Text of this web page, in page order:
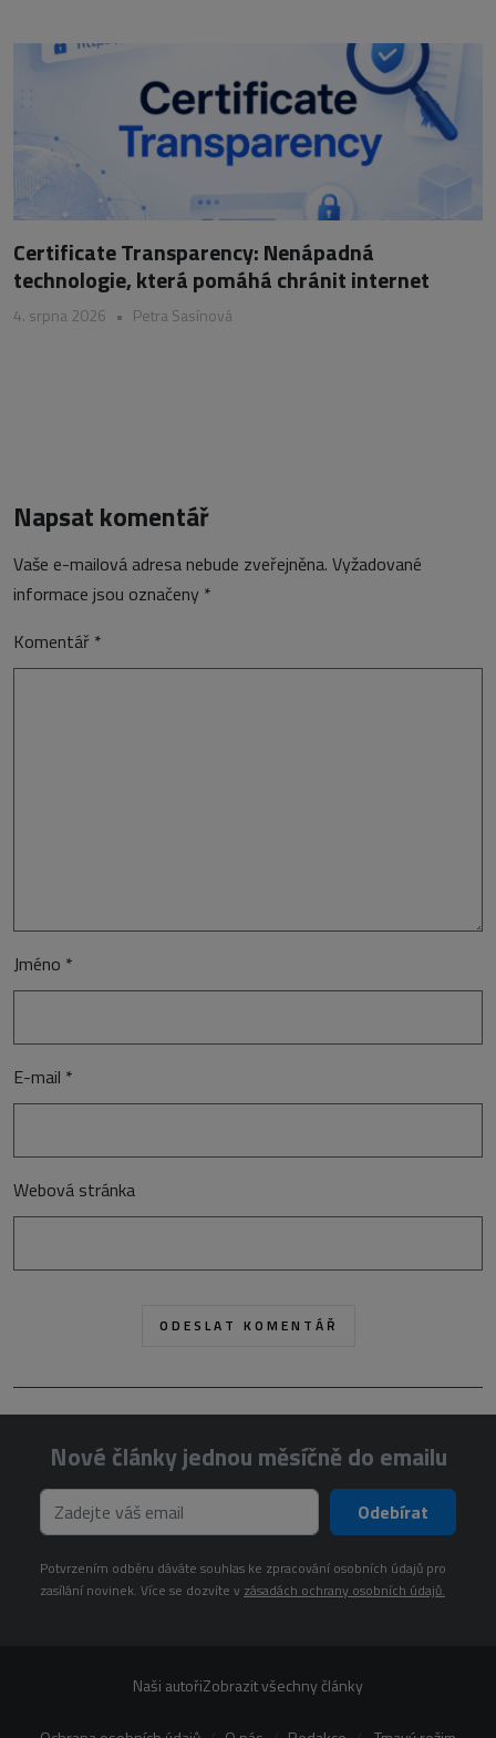
Certificate Transparency: Nenápadná
technologie, která pomáhá chránit internet
4. srpna 2026 • Petra Sasínová
Napsat komentář
Vaše e-mailová adresa nebude zveřejněna. Vyžadované
informace jsou označeny *
Komentář *
Jméno *
E-mail *
Webová stránka
Nové články jednou měsíčně do emailu
Odebírat
Potvrzením odběru dáváte souhlas ke zpracování osobních údajů pro
zasílání novinek. Více se dozvíte v zásadách ochrany osobních údajů.
Naši autořiZobrazit všechny články